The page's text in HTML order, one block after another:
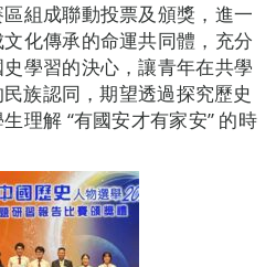
組成聯動投票及頒獎，進一
化傳承的命運共同體，充分
學習的決心，讓青年在共學
族認同，期望透過探究歷史
理解 “有國安才有家安” 的時